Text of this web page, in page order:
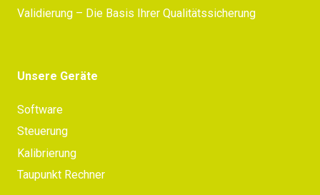
Validierung – Die Basis Ihrer Qualitätssicherung
Unsere Geräte
Software
Steuerung
Kalibrierung
Taupunkt Rechner